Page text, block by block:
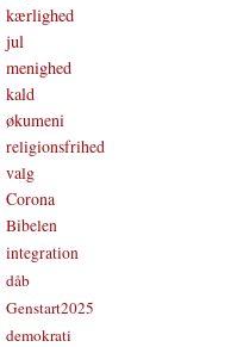
kærlighed
jul
menighed
kald
økumeni
religionsfrihed
valg
Corona
Bibelen
integration
dåb
Genstart2025
demokrati